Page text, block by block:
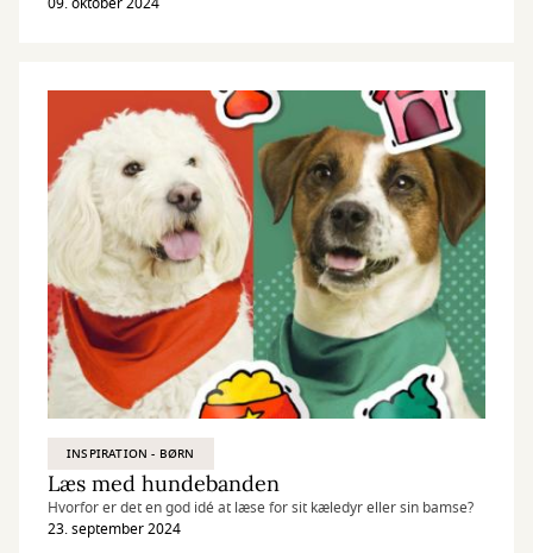
INSPIRATION - BØRN
Læs med hundebanden
Hvorfor er det en god idé at læse for sit kæledyr eller sin bamse?
23. september 2024